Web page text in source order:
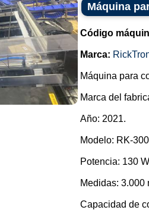
Máquina
Código
Marca:
Máquina para
Marca del
Año: 2021.
Modelo: RK-
Potencia: 130
Medidas: 3.000
Capacidad de